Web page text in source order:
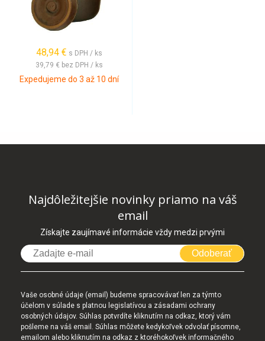
48,94 € s DPH / ks
39,79 € bez DPH / ks
Expedujeme do 3 až 10 dní
Najdôležitejšie novinky priamo na váš
email
Získajte zaujímavé informácie vždy medzi prvými
Odoberať
Vaše osobné údaje (email) budeme spracovávať len za týmto
účelom v súlade s platnou legislatívou a zásadami ochrany
osobných údajov. Súhlas potvrdíte kliknutím na odkaz, ktorý vám
pošleme na váš email. Súhlas môžete kedykoľvek odvolať písomne,
emailom alebo kliknutím na odkaz z ktoréhokoľvek informačného